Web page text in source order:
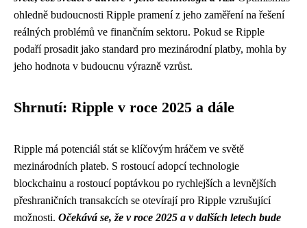
ohledně budoucnosti Ripple pramení z jeho zaměření na řešení
reálných problémů ve finančním sektoru. Pokud se Ripple
podaří prosadit jako standard pro mezinárodní platby, mohla by
jeho hodnota v budoucnu výrazně vzrůst.
Shrnutí: Ripple v roce 2025 a dále
Ripple má potenciál stát se klíčovým hráčem ve světě
mezinárodních plateb. S rostoucí adopcí technologie
blockchainu a rostoucí poptávkou po rychlejších a levnějších
přeshraničních transakcích se otevírají pro Ripple vzrušující
možnosti. Očekává se, že v roce 2025 a v dalších letech bude